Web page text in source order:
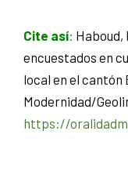
Cite así: Haboud,
encuestados en
local en el cantón
Modernidad/
https://